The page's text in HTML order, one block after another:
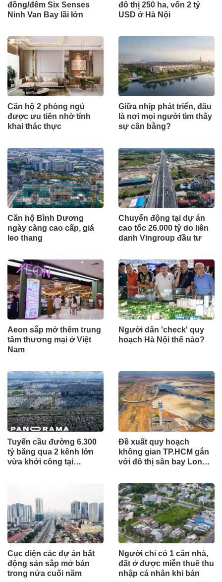
đồng/đêm Six Senses
Ninh Van Bay lãi lớn
đô thị 250 ha, vốn 2 tỷ
USD ở Hà Nội
Căn hộ 2 phòng ngủ
được ưu tiên nhờ tính
khai thác thực
Giữa nhịp phát triển, đâu
là nơi mọi người tìm thấy
sự cân bằng?
Căn hộ Bình Dương
ngày càng cao cấp, giá
leo thang
Chuyển động tại dự án
cao tốc 26.000 tỷ do liên
danh Vingroup đầu tư
Aeon sắp mở thêm trung
tâm thương mại ở Việt
Nam
Người dân 'check' quy
hoạch Hà Nội thế nào?
Tuyến cầu đường 6.300
tỷ băng qua 2 kênh lớn
vừa khởi công tại
Đề xuất quy hoạch
không gian TP.HCM gắn
với đô thị sân bay Long
Cục diện các dự án bất
động sản sắp mở bán
trong nửa cuối năm
Người chỉ có 1 căn nhà,
đất ở được miễn thuế thu
nhập cá nhân khi bán